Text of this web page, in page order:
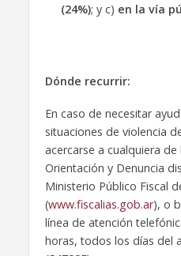
(24%); y c) en la vía
Dónde recurrir:
En caso de necesitar
situaciones de violencia
acercarse a cualquiera
Orientación y Denuncia
Ministerio Público Fiscal
(www.fiscalias.gob.ar), o
línea de atención
horas, todos los días del